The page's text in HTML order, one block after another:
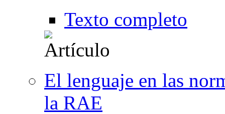
Texto completo
El lenguaje en las
la RAE